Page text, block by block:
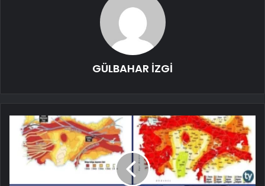
GÜLBAHAR İZGİ